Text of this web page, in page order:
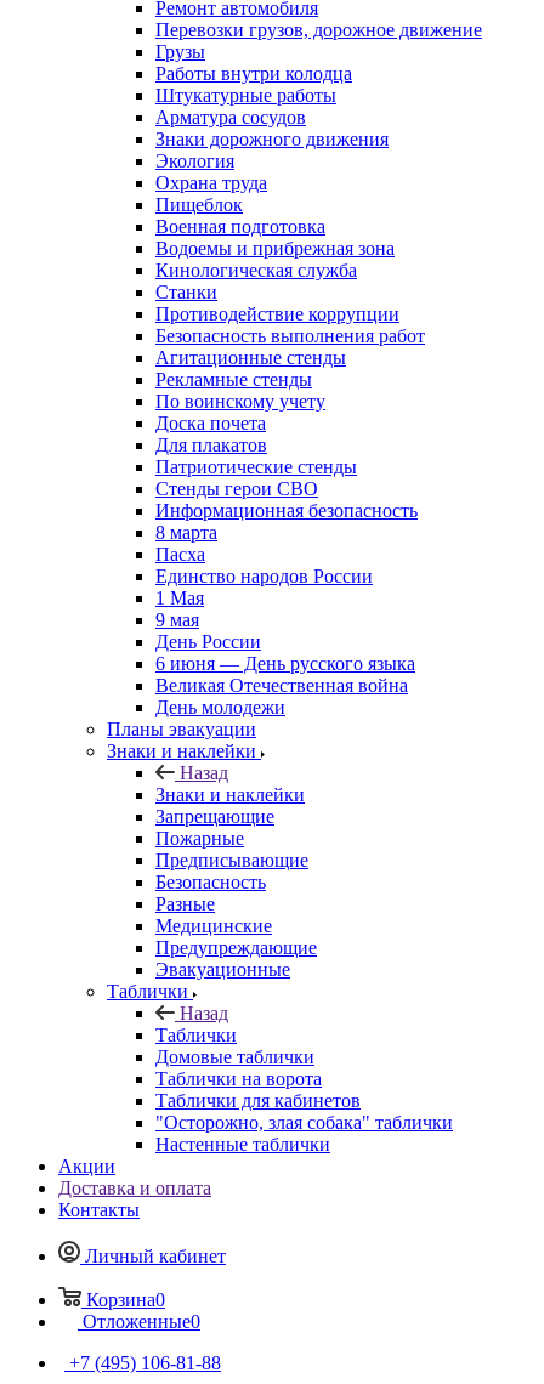
Ремонт автомобиля
Перевозки грузов, дорожное движение
Грузы
Работы внутри колодца
Штукатурные работы
Арматура сосудов
Знаки дорожного движения
Экология
Охрана труда
Пищеблок
Военная подготовка
Водоемы и прибрежная зона
Кинологическая служба
Станки
Противодействие коррупции
Безопасность выполнения работ
Агитационные стенды
Рекламные стенды
По воинскому учету
Доска почета
Для плакатов
Патриотические стенды
Стенды герои СВО
Информационная безопасность
8 марта
Пасха
Единство народов России
1 Мая
9 мая
День России
6 июня — День русского языка
Великая Отечественная война
День молодежи
Планы эвакуации
Знаки и наклейки
Назад
Знаки и наклейки
Запрещающие
Пожарные
Предписывающие
Безопасность
Разные
Медицинские
Предупреждающие
Эвакуационные
Таблички
Назад
Таблички
Домовые таблички
Таблички на ворота
Таблички для кабинетов
"Осторожно, злая собака" таблички
Настенные таблички
Акции
Доставка и оплата
Контакты
Личный кабинет
Корзина0
Отложенные0
+7 (495) 106-81-88